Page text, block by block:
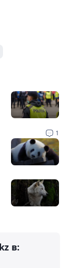
1
в: